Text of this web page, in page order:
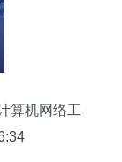
算机网络工